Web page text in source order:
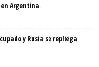
Argentina
y Rusia se repliega